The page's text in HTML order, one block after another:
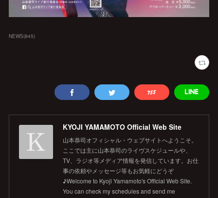
NEWS(845)
KYOJI YAMAMOTO Official Web Site
山本恭司オフィシャル・ウェブサイトへようこそ。
ここでは主に山本恭司のライヴスケジュールや、
TV、ラジオ等メディア情報を発信しています。お仕
事の依頼やメッセージ等もお気軽にどうぞ
♪Welcome to Kyoji Yamamoto's Official Web Site.
You can check my schedules and send me